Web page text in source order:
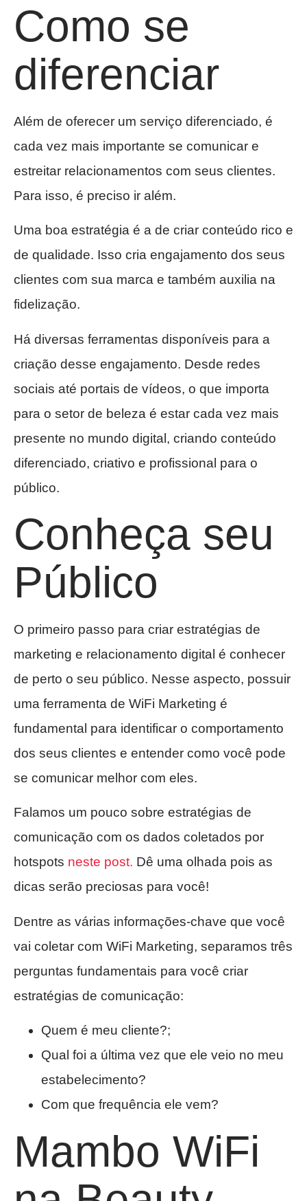
Como se
diferenciar
Além de oferecer um serviço diferenciado, é
cada vez mais importante se comunicar e
estreitar relacionamentos com seus clientes.
Para isso, é preciso ir além.
Uma boa estratégia é a de criar conteúdo rico e
de qualidade. Isso cria engajamento dos seus
clientes com sua marca e também auxilia na
fidelização.
Há diversas ferramentas disponíveis para a
criação desse engajamento. Desde redes
sociais até portais de vídeos, o que importa
para o setor de beleza é estar cada vez mais
presente no mundo digital, criando conteúdo
diferenciado, criativo e profissional para o
público.
Conheça seu
Público
O primeiro passo para criar estratégias de
marketing e relacionamento digital é conhecer
de perto o seu público. Nesse aspecto, possuir
uma ferramenta de WiFi Marketing é
fundamental para identificar o comportamento
dos seus clientes e entender como você pode
se comunicar melhor com eles.
Falamos um pouco sobre estratégias de
comunicação com os dados coletados por
hotspots neste post. Dê uma olhada pois as
dicas serão preciosas para você!
Dentre as várias informações-chave que você
vai coletar com WiFi Marketing, separamos três
perguntas fundamentais para você criar
estratégias de comunicação:
Quem é meu cliente?;
Qual foi a última vez que ele veio no meu
estabelecimento?
Com que frequência ele vem?
Mambo WiFi